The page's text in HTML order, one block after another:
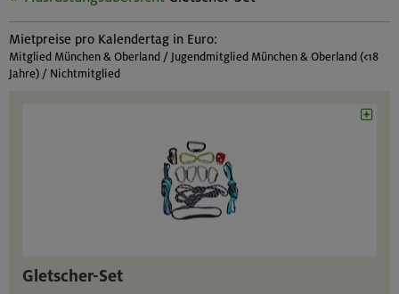
Mietpreise pro Kalendertag in Euro:
Mitglied München & Oberland / Jugendmitglied München & Oberland (<18
Jahre) / Nichtmitglied
Gletscher-Set